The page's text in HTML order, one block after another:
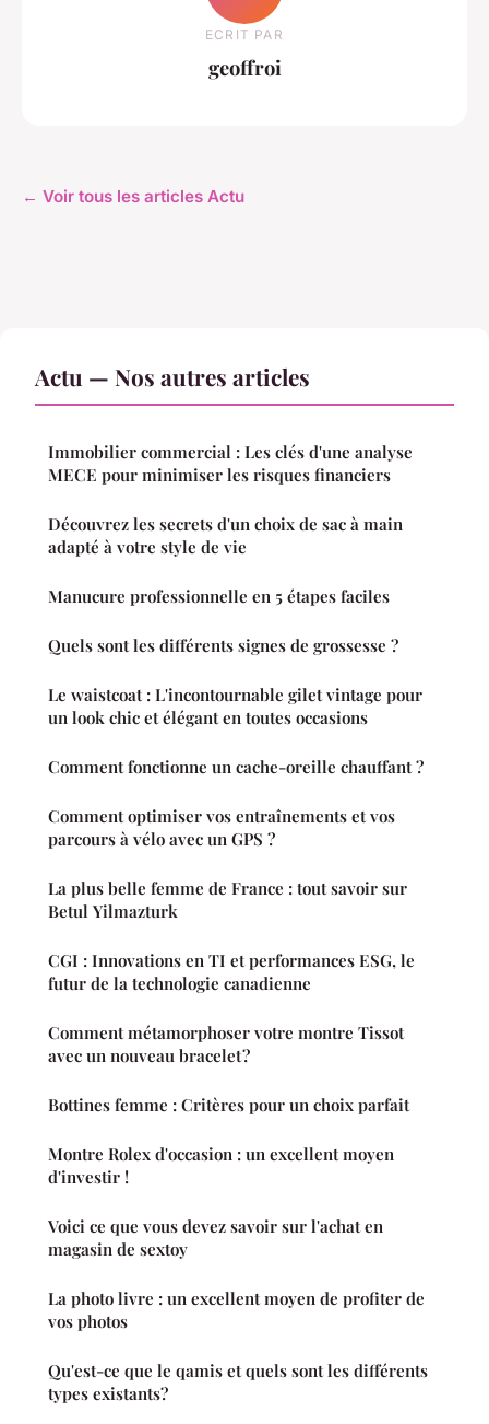
ECRIT PAR
geoffroi
← Voir tous les articles Actu
Actu — Nos autres articles
Immobilier commercial : Les clés d'une analyse
MECE pour minimiser les risques financiers
Découvrez les secrets d'un choix de sac à main
adapté à votre style de vie
Manucure professionnelle en 5 étapes faciles
Quels sont les différents signes de grossesse ?
Le waistcoat : L'incontournable gilet vintage pour
un look chic et élégant en toutes occasions
Comment fonctionne un cache-oreille chauffant ?
Comment optimiser vos entraînements et vos
parcours à vélo avec un GPS ?
La plus belle femme de France : tout savoir sur
Betul Yilmazturk
CGI : Innovations en TI et performances ESG, le
futur de la technologie canadienne
Comment métamorphoser votre montre Tissot
avec un nouveau bracelet ?
Bottines femme : Critères pour un choix parfait
Montre Rolex d'occasion : un excellent moyen
d'investir !
Voici ce que vous devez savoir sur l'achat en
magasin de sextoy
La photo livre : un excellent moyen de profiter de
vos photos
Qu'est-ce que le qamis et quels sont les différents
types existants?